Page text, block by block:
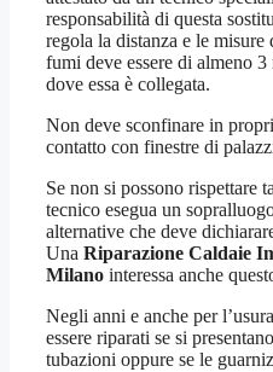
responsabilità di questa
regola la distanza e le
fumi deve essere di almeno
dove essa è collegata.
Non deve sconfinare in
contatto con finestre di
Se non si possono rispettare
tecnico esegua un
alternative che deve
Una Riparazione Caldaie
Milano interessa anche
Negli anni e anche per
essere riparati se si
tubazioni oppure se le